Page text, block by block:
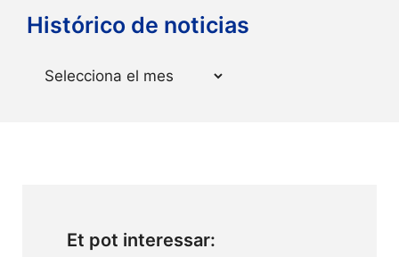
Histórico de noticias
Arxius
Et pot interessar: